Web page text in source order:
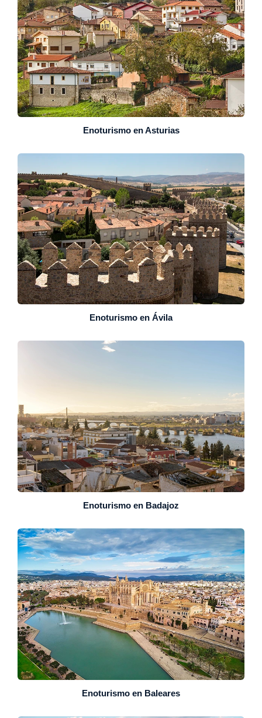
Enoturismo en Asturias
Enoturismo en Ávila
Enoturismo en Badajoz
Enoturismo en Baleares